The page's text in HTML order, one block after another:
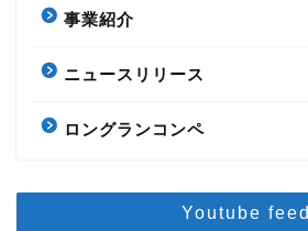
事業紹介
ニュースリリース
ロングランコンペ
Youtube feed